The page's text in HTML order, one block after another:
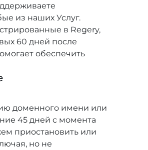
из наших Услуг.
в Regery,
60 дней после
обеспечить
доменного имени или
45 дней с момента
приостановить или
но не